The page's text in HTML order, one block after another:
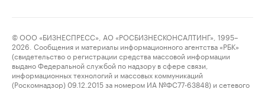
© ООО «БИЗНЕСПРЕСС», АО «РОСБИЗНЕСКОНСАЛТИНГ», 1995–
2026. Сообщения и материалы информационного агентства «РБК»
(свидетельство о регистрации средства массовой информации
выдано Федеральной службой по надзору в сфере связи,
информационных технологий и массовых коммуникаций
(Роскомнадзор) 09.12.2015 за номером ИА №ФС77-63848) и сетевого